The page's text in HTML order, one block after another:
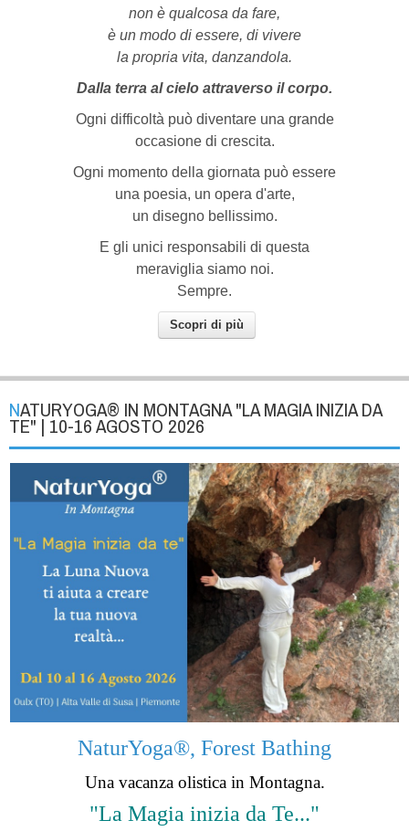
non è qualcosa da fare,
è un modo di essere, di vivere
la propria vita, danzandola.
Dalla terra al cielo attraverso il corpo.
Ogni difficoltà può diventare una grande
occasione di crescita.
Ogni momento della giornata può essere
una poesia, un opera d'arte,
un disegno bellissimo.
E gli unici responsabili di questa
meraviglia siamo noi.
Sempre.
Scopri di più
NATURYOGA® IN MONTAGNA "LA MAGIA INIZIA DA
TE" | 10-16 AGOSTO 2026
NaturYoga®, Forest Bathing
Una vacanza olistica in Montagna.
"La Magia inizia da Te..."